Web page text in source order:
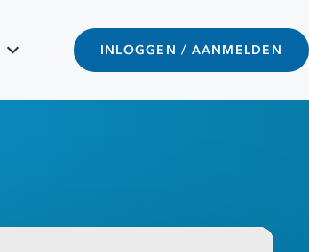
INLOGGEN / AANMELDEN